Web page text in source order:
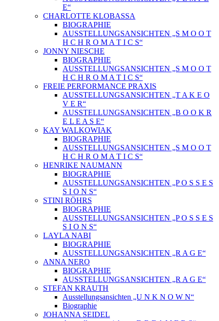
E“
CHARLOTTE KLOBASSA
BIOGRAPHIE
AUSSTELLUNGSANSICHTEN „S M O O T
H C H R O M A T I C S“
JONNY NIESCHE
BIOGRAPHIE
AUSSTELLUNGSANSICHTEN „S M O O T
H C H R O M A T I C S“
FREIE PERFORMANCE PRAXIS
AUSSTELLUNGSANSICHTEN „T A K E O
V E R“
AUSSTELLUNGSANSICHTEN „B O O K R
E L E A S E“
KAY WALKOWIAK
BIOGRAPHIE
AUSSTELLUNGSANSICHTEN „S M O O T
H C H R O M A T I C S“
HENRIKE NAUMANN
BIOGRAPHIE
AUSSTELLUNGSANSICHTEN „P O S S E S
S I O N S“
STINI RÖHRS
BIOGRAPHIE
AUSSTELLUNGSANSICHTEN „P O S S E S
S I O N S“
LAYLA NABI
BIOGRAPHIE
AUSSTELLUNGSANSICHTEN „R A G E“
ANNA NERO
BIOGRAPHIE
AUSSTELLUNGSANSICHTEN „R A G E“
STEFAN KRAUTH
Ausstellungsansichten „U N K N O W N“
Biographie
JOHANNA SEIDEL